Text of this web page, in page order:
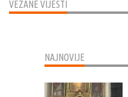
VEZANE VIJESTI
NAJNOVIJE